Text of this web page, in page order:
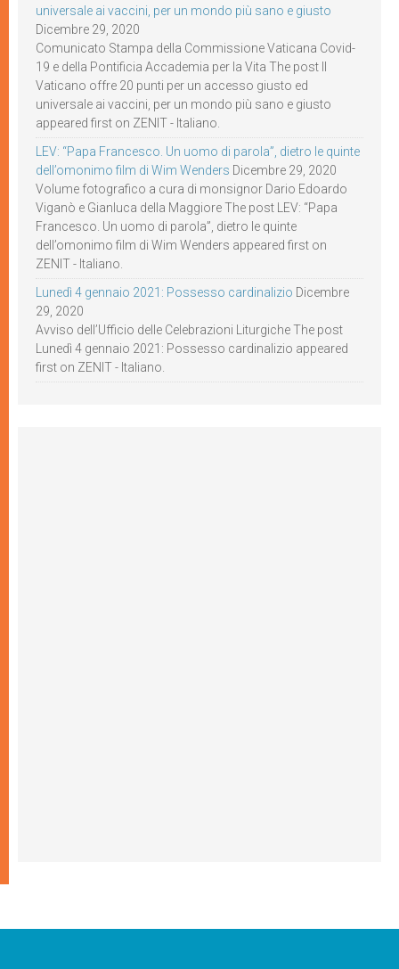
universale ai vaccini, per un mondo più sano e giusto
Dicembre 29, 2020
Comunicato Stampa della Commissione Vaticana Covid-
19 e della Pontificia Accademia per la Vita The post Il
Vaticano offre 20 punti per un accesso giusto ed
universale ai vaccini, per un mondo più sano e giusto
appeared first on ZENIT - Italiano.
LEV: “Papa Francesco. Un uomo di parola”, dietro le quinte
dell’omonimo film di Wim Wenders Dicembre 29, 2020
Volume fotografico a cura di monsignor Dario Edoardo
Viganò e Gianluca della Maggiore The post LEV: “Papa
Francesco. Un uomo di parola”, dietro le quinte
dell’omonimo film di Wim Wenders appeared first on
ZENIT - Italiano.
Lunedì 4 gennaio 2021: Possesso cardinalizio Dicembre
29, 2020
Avviso dell’Ufficio delle Celebrazioni Liturgiche The post
Lunedì 4 gennaio 2021: Possesso cardinalizio appeared
first on ZENIT - Italiano.